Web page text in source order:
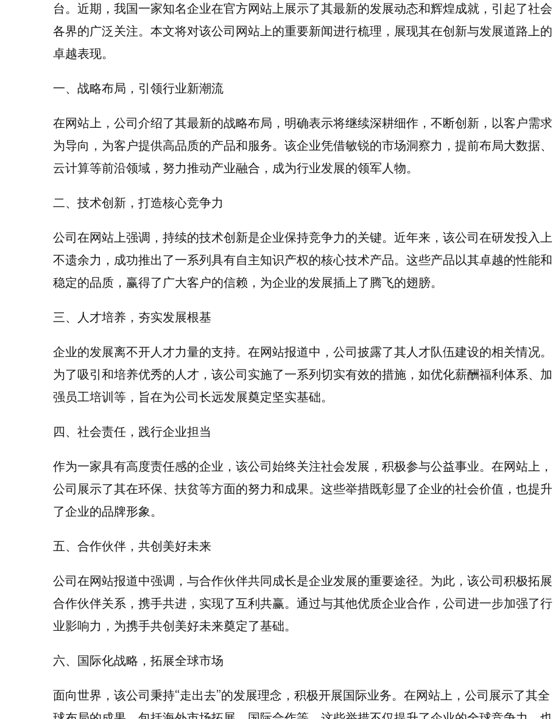
台。近期，我国一家知名企业在官方网站上展示了其最新的发展动态和辉煌成就，引起了社会
各界的广泛关注。本文将对该公司网站上的重要新闻进行梳理，展现其在创新与发展道路上的
卓越表现。
一、战略布局，引领行业新潮流
在网站上，公司介绍了其最新的战略布局，明确表示将继续深耕细作，不断创新，以客户需求
为导向，为客户提供高品质的产品和服务。该企业凭借敏锐的市场洞察力，提前布局大数据、
云计算等前沿领域，努力推动产业融合，成为行业发展的领军人物。
二、技术创新，打造核心竞争力
公司在网站上强调，持续的技术创新是企业保持竞争力的关键。近年来，该公司在研发投入上
不遗余力，成功推出了一系列具有自主知识产权的核心技术产品。这些产品以其卓越的性能和
稳定的品质，赢得了广大客户的信赖，为企业的发展插上了腾飞的翅膀。
三、人才培养，夯实发展根基
企业的发展离不开人才力量的支持。在网站报道中，公司披露了其人才队伍建设的相关情况。
为了吸引和培养优秀的人才，该公司实施了一系列切实有效的措施，如优化薪酬福利体系、加
强员工培训等，旨在为公司长远发展奠定坚实基础。
四、社会责任，践行企业担当
作为一家具有高度责任感的企业，该公司始终关注社会发展，积极参与公益事业。在网站上，
公司展示了其在环保、扶贫等方面的努力和成果。这些举措既彰显了企业的社会价值，也提升
了企业的品牌形象。
五、合作伙伴，共创美好未来
公司在网站报道中强调，与合作伙伴共同成长是企业发展的重要途径。为此，该公司积极拓展
合作伙伴关系，携手共进，实现了互利共赢。通过与其他优质企业合作，公司进一步加强了行
业影响力，为携手共创美好未来奠定了基础。
六、国际化战略，拓展全球市场
面向世界，该公司秉持“走出去”的发展理念，积极开展国际业务。在网站上，公司展示了其全